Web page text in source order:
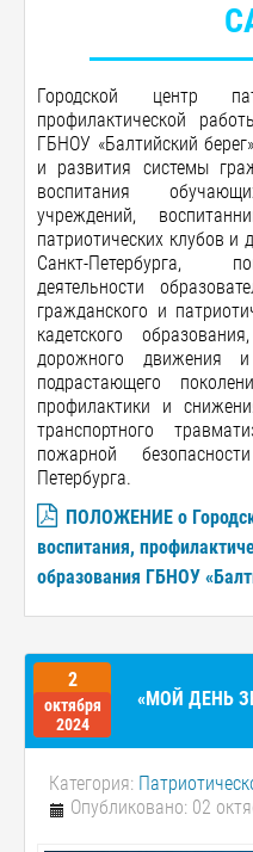
Городской центр
профилактической
ГБНОУ «Балтийский берег»
и развития системы
воспитания
учреждений,
патриотических клубов и
Санкт-Петербурга,
деятельности
гражданского и
кадетского
дорожного движения и
подрастающего
профилактики и
транспортного
пожарной
Петербурга.
ПОЛОЖЕНИЕ о
воспитания,
образования ГБНОУ
2
октября
2024
«МОЙ ДЕНЬ
Категория:
Опубликовано: 02